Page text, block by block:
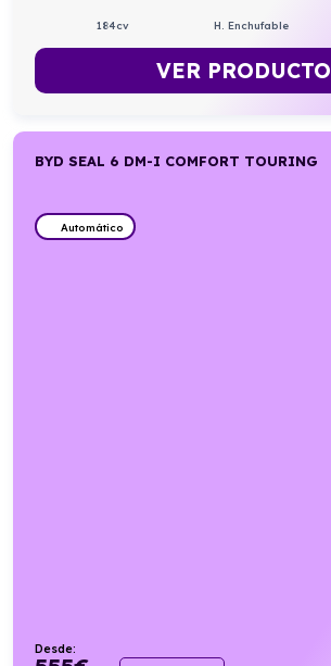
184cv H. Enchufable
VER PRODUCTO
BYD SEAL 6 DM-I COMFORT TOURING
Automático
Desde: